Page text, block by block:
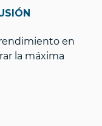
en
la máxima